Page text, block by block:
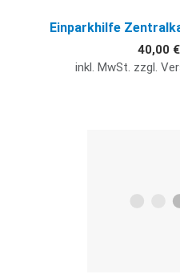
Einparkhilfe
40,00 €
inkl. MwSt. zzgl.